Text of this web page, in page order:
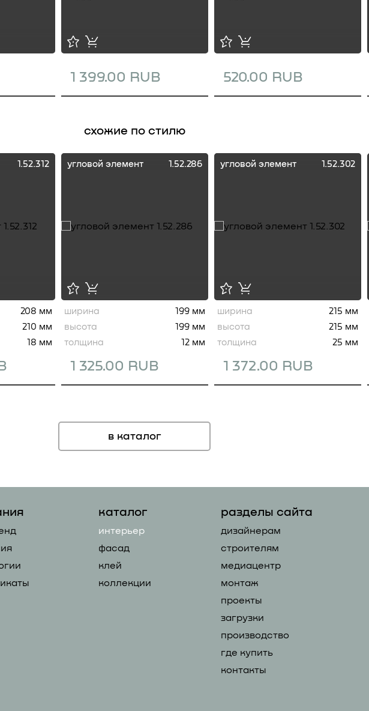
1 399.00 RUB 520.00 RUB
схожие по стилю
1.52.312
208 мм
210 мм
18 мм
угловой элемент 1.52.286
1 325.00 RUB
ширина
199 мм
высота
199 мм
толщина
12 мм
угловой элемент 1.52.302
1 372.00 RUB
ширина
215 мм
высота
215 мм
толщина
25 мм
в каталог
каталог
интерьер
фасад
клей
коллекции
разделы сайта
дизайнерам
строителям
медиацентр
монтаж
проекты
загрузки
производство
где купить
контакты